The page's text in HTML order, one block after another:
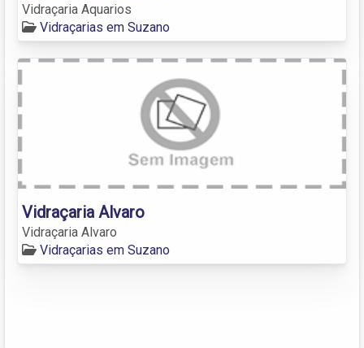
Vidraçaria Aquarios
Vidraçarias em Suzano
Vidraçaria Alvaro
Vidraçaria Alvaro
Vidraçarias em Suzano